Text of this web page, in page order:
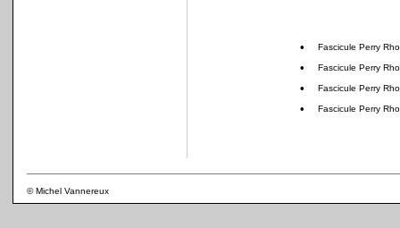
• Fascicule Perry
• Fascicule Perry
• Fascicule Perry
• Fascicule Perry
© Michel Vannereux